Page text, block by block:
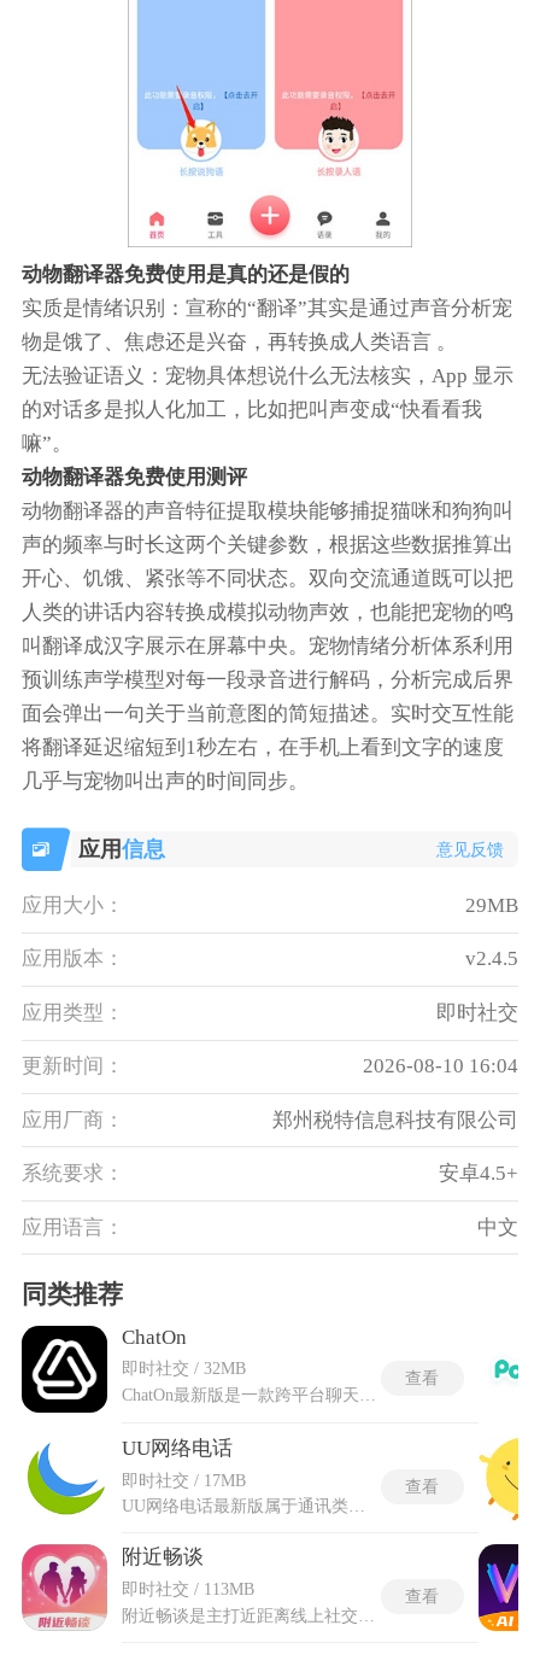
动物翻译器免费使用是真的还是假的
实质是情绪识别‌：宣称的“翻译”其实是通过声音分析宠
物是饿了、焦虑还是兴奋，再转换成人类语言 。
‌无法验证语义‌：宠物具体想说什么无法核实，App 显示
的对话多是拟人化加工，比如把叫声变成“快看看我
嘛”。‌‌‌
动物翻译器免费使用测评
动物翻译器的声音特征提取模块能够捕捉猫咪和狗狗叫
声的频率与时长这两个关键参数，根据这些数据推算出
开心、饥饿、紧张等不同状态。双向交流通道既可以把
人类的讲话内容转换成模拟动物声效，也能把宠物的鸣
叫翻译成汉字展示在屏幕中央。宠物情绪分析体系利用
预训练声学模型对每一段录音进行解码，分析完成后界
面会弹出一句关于当前意图的简短描述。实时交互性能
将翻译延迟缩短到1秒左右，在手机上看到文字的速度
几乎与宠物叫出声的时间同步。
应用信息 意见反馈
应用大小： 29MB
应用版本： v2.4.5
应用类型： 即时社交
更新时间： 2026-08-10 16:04
应用厂商： 郑州税特信息科技有限公司
系统要求： 安卓4.5+
应用语言： 中文
同类推荐
ChatOn
即时社交 / 32MB
查看
UU网络电话
即时社交 / 17MB
查看
附近畅谈
即时社交 / 113MB
查看